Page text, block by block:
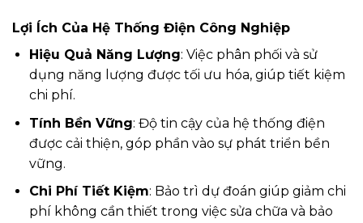
Lợi Ích Của Hệ Thống Điện Công Nghiệp
Hiệu Quả Năng Lượng: Việc phân phối và sử
dụng năng lượng được tối ưu hóa, giúp tiết kiệm
chi phí.
Tính Bền Vững: Độ tin cậy của hệ thống điện
được cải thiện, góp phần vào sự phát triển bền
vững.
Chi Phí Tiết Kiệm: Bảo trì dự đoán giúp giảm chi
phí không cần thiết trong việc sửa chữa và bảo